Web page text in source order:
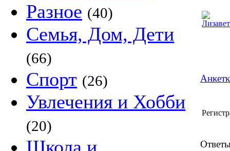
Разное (40)
Семья, Дом, Дети
(66)
Спорт (26)
Увлечения и Хобби
(20)